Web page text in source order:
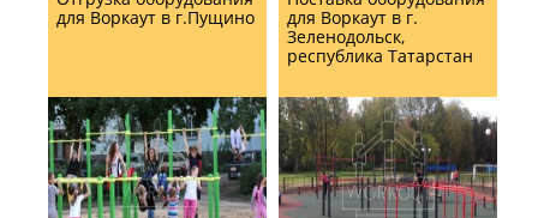
для Воркаут в г.Пущино
для Воркаут в г.
Зеленодольск,
республика Татарстан